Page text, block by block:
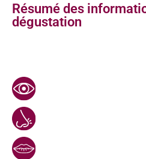
Résumé des
dégustation